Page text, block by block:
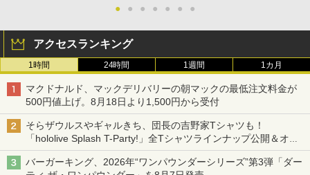
● ● ● ● ● ● ●
アクセスランキング
1時間 24時間 1週間 1カ月
マクドナルド、マックデリバリーの朝マックの最低注文料金が
500円値上げ。8月18日より1,500円から受付
そらザウルスやギャルきち、団長の吉野家Tシャツも！
「hololive Splash T-Party!」全Tシャツラインナップ公開＆オン
ライン販売開始
バーガーキング、2026年“ワンパウンダーシリーズ”第3弾「ダー